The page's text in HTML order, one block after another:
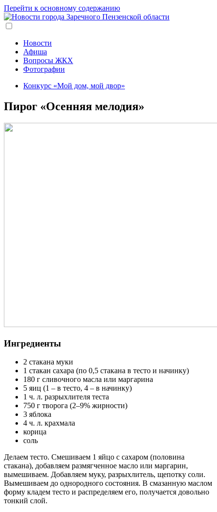
Перейти к основному содержанию
Новости
Афиша
Вопросы ЖКХ
Фотографии
Конкурс «Мой дом, мой двор»
Пирог «Осенняя мелодия»
Ингредиенты
2 стакана муки
1 стакан сахара (по 0,5 стакана в тесто и начинку)
180 г сливочного масла или маргарина
5 яиц (1 – в тесто, 4 – в начинку)
1 ч. л. разрыхлителя теста
750 г творога (2–9% жирности)
3 яблока
4 ч. л. крахмала
корица
соль
Делаем тесто. Смешиваем 1 яйцо с сахаром (половина
стакана), добавляем размягченное масло или маргарин,
вымешиваем. Добавляем муку, разрыхлитель, щепотку соли.
Вымешиваем до однородного состояния. В смазанную маслом
форму кладем тесто и распределяем его, получается довольно
тонкий слой.